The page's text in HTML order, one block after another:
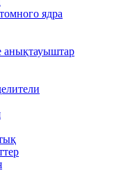
ядра
анықтауыштар